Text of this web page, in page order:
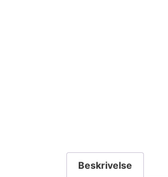
Beskrivelse